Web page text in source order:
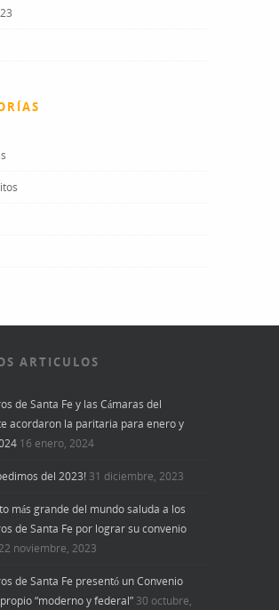
ARTICULOS
de Santa Fe y las Cámaras del
acordaron la paritaria para enero y
16 enero, 2024
del 2023! 31 diciembre, 2023
más grande del mundo saluda a los
de Santa Fe por lograr su convenio
noviembre, 2023
de Santa Fe presentó un Convenio
“moderno y federal” 30 octubre,